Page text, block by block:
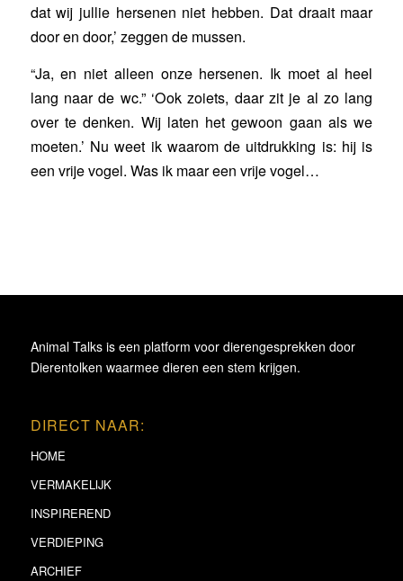
dat wij jullie hersenen niet hebben. Dat draait maar
door en door,’ zeggen de mussen.
“Ja, en niet alleen onze hersenen. Ik moet al heel
lang naar de wc.” ‘Ook zoiets, daar zit je al zo lang
over te denken. Wij laten het gewoon gaan als we
moeten.’ Nu weet ik waarom de uitdrukking is: hij is
een vrije vogel. Was ik maar een vrije vogel…
Animal Talks is een platform voor dierengesprekken door
Dierentolken waarmee dieren een stem krijgen.
DIRECT NAAR:
HOME
VERMAKELIJK
INSPIREREND
VERDIEPING
ARCHIEF